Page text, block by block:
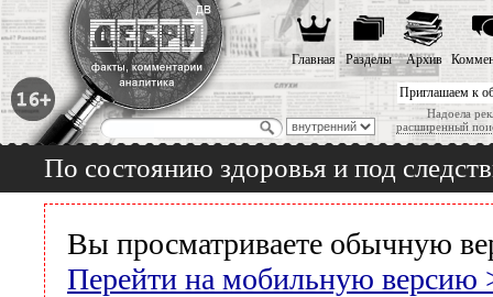
Приглашаем к
Надоела
расширенный
Главная Разделы Архив
По состоянию здоровья и под
Вы просматриваете обычную
Перейти на мобильную версию